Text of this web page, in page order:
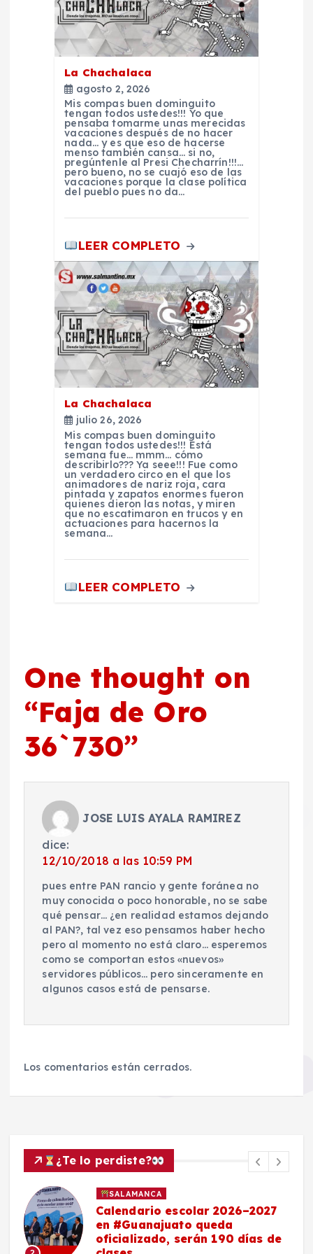
La Chachalaca
agosto 2, 2026
Mis compas buen dominguito
tengan todos ustedes!!! Yo que
pensaba tomarme unas merecidas
vacaciones después de no hacer
nada… y es que eso de hacerse
menso también cansa… si no,
pregúntenle al Presi Checharrín!!!…
pero bueno, no se cuajó eso de las
vacaciones porque la clase política
del pueblo pues no da…
LEER COMPLETO
La Chachalaca
julio 26, 2026
Mis compas buen dominguito
tengan todos ustedes!!! Está
semana fue… mmm… cómo
describirlo??? Ya seee!!! Fue como
un verdadero circo en el que los
animadores de nariz roja, cara
pintada y zapatos enormes fueron
quienes dieron las notas, y miren
que no escatimaron en trucos y en
actuaciones para hacernos la
semana…
LEER COMPLETO
One thought on
“Faja de Oro
36`730”
JOSE LUIS AYALA RAMIREZ
dice:
12/10/2018 a las 10:59 PM
pues entre PAN rancio y gente foránea no
muy conocida o poco honorable, no se sabe
qué pensar… ¿en realidad estamos dejando
al PAN?, tal vez eso pensamos haber hecho
pero al momento no está claro… esperemos
como se comportan estos «nuevos»
servidores públicos… pero sinceramente en
algunos casos está de pensarse.
Los comentarios están cerrados.
¿Te lo perdiste?
SALAMANCA
Maestro salmantino, delegado
de la SEP en Guanajuato,
anuncia nuevos bachilleratos,